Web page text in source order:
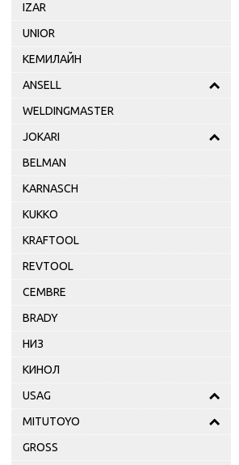
IZAR
UNIOR
КЕМИЛАЙН
ANSELL
WELDINGMASTER
JOKARI
BELMAN
KARNASCH
KUKKO
KRAFTOOL
REVTOOL
CEMBRE
BRADY
НИЗ
КИНОЛ
USAG
MITUTOYO
GROSS